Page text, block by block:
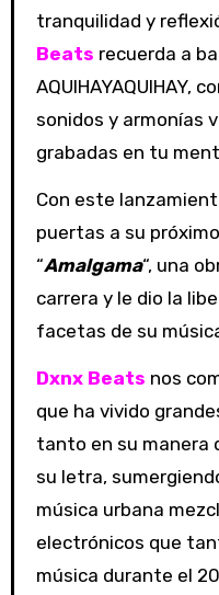
tranquilidad y
Beats recuerda a
AQUIHAYAQUIHAY,
sonidos y armonías
grabadas en tu
Con este
puertas a su
“Amalgama“, una
carrera y le dio la
facetas de su
Dxnx Beats nos
que ha vivido
tanto en su manera
su letra,
música urbana
electrónicos que
música durante el